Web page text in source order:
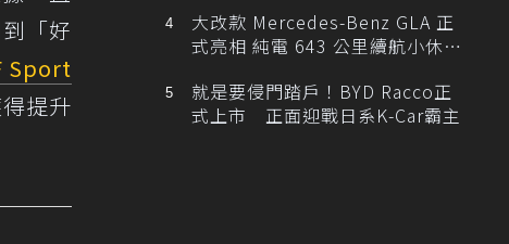
「好
Sport
提升
大改款 Mercedes-Benz GLA 正
式亮相 純電 643 公里續航小休
就是要侵門踏戶！BYD Racco正
式上市 正面迎戰日系K-Car霸主